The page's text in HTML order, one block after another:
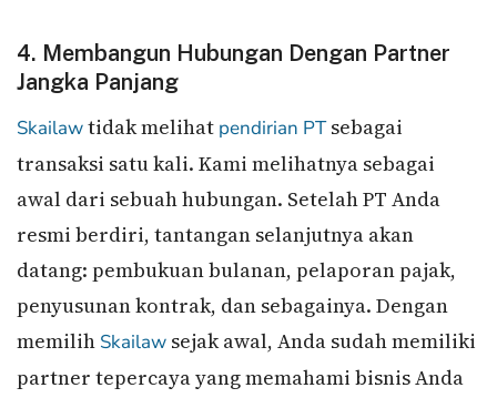
4. Membangun Hubungan Dengan Partner
Jangka Panjang
Skailawtidak melihat pendirian PTsebagai
transaksi satu kali. Kami melihatnya sebagai
awal dari sebuah hubungan. Setelah PT Anda
resmi berdiri, tantangan selanjutnya akan
datang: pembukuan bulanan, pelaporan pajak,
penyusunan kontrak, dan sebagainya. Dengan
memilih Skailaw sejak awal, Anda sudah memiliki
partner tepercaya yang memahami bisnis Anda